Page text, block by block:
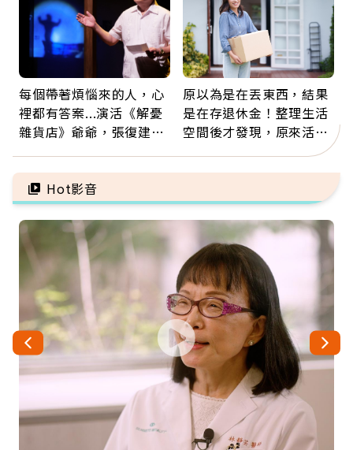
每個帶著煩惱來的人，心
裡都有答案...演活《解憂
雜貨店》爺爺，張復建：
善待自己
原以為是在丟東西，結果
是在存退休金！整理生活
空間後才發現，原來活得
Hot影音